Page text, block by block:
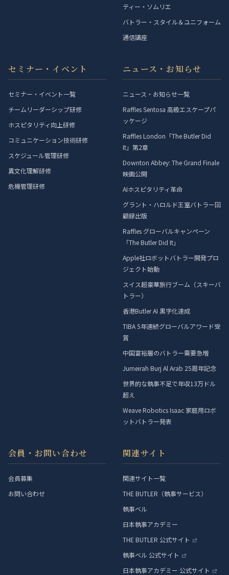
ティー・ソムリエ
バトラー・スタイル＆ユニフォーム
通信講座
セミナー・イベント
セミナー・イベント一覧
チームリーダーシップ研修
ホスピタリティ向上研修
コミュニケーション技術研修
スケジュール管理研修
異文化理解研修
危機管理研修
ニュース・お知らせ
ニュース・お知らせ一覧
Raffles Sentosa 高級エスケープパ
ッケージ
Raffles London「The Butler Did
It」第2章
Downton Abbey: The Grand Finale
映画公開
AIホスピタリティ革命
グラント・ハロルド王室バトラー回
顧録出版
Raffles グローバルキャンペーン
「The Butler Did It」
Apple社ロボットバトラー開発プロ
ジェクト始動
スイス超豪華旅行ブーム（スキーバ
トラー）
香港Butler AI 黒字化達成
TIBA 5年連続グローバルアワード受
賞
中国富裕層のバトラー需要急増
Jumeirah Burj Al Arab 25周年記念
世界的な執事不足で年収13万ドル
超え
Weave Robotics Isaac 家庭用ロボ
ットバトラー発表
会員・お問い合わせ
会員募集
お問い合わせ
関連サイト
関連サイト一覧
THE BUTLER（執事サービス）
執事ベル
日本執事アカデミー
THE BUTLER 公式サイト
執事ベル 公式サイト
日本執事アカデミー 公式サイト